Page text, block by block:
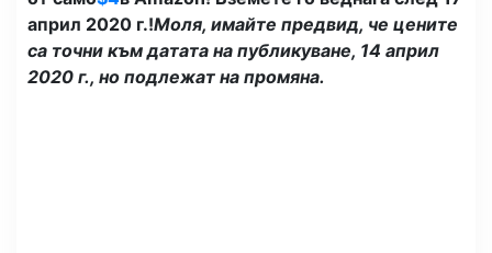
април 2020 г.!Моля, имайте предвид, че цените
са точни към датата на публикуване, 14 април
2020 г., но подлежат на промяна.